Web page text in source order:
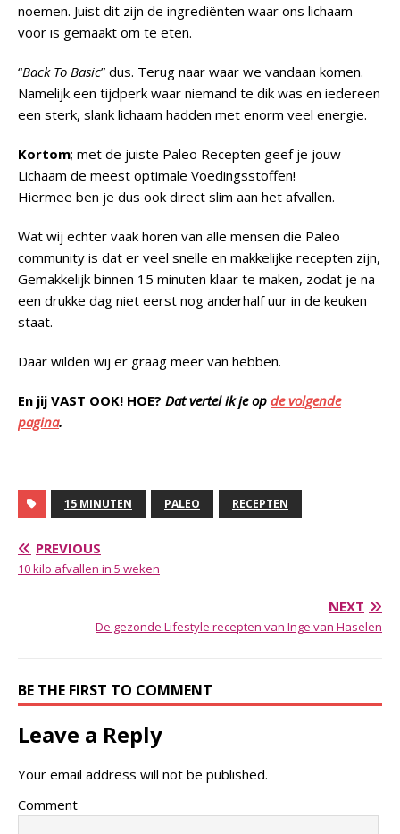
noemen. Juist dit zijn de ingrediënten waar ons lichaam
voor is gemaakt om te eten.
“Back To Basic” dus. Terug naar waar we vandaan komen.
Namelijk een tijdperk waar niemand te dik was en iedereen
een sterk, slank lichaam hadden met enorm veel energie.
Kortom; met de juiste Paleo Recepten geef je jouw
Lichaam de meest optimale Voedingsstoffen!
Hiermee ben je dus ook direct slim aan het afvallen.
Wat wij echter vaak horen van alle mensen die Paleo
community is dat er veel snelle en makkelijke recepten zijn,
Gemakkelijk binnen 15 minuten klaar te maken, zodat je na
een drukke dag niet eerst nog anderhalf uur in de keuken
staat.
Daar wilden wij er graag meer van hebben.
En jij VAST OOK! HOE? Dat vertel ik je op de volgende
pagina.
15 MINUTEN PALEO RECEPTEN
PREVIOUS
10 kilo afvallen in 5 weken
NEXT
De gezonde Lifestyle recepten van Inge van Haselen
BE THE FIRST TO COMMENT
Leave a Reply
Your email address will not be published.
Comment